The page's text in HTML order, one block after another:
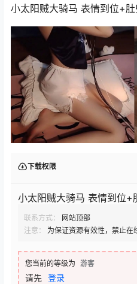
小太阳贼大骑马 表情到位+
下载权限
小太阳贼大骑马 表情到位+
联系方式：
网站顶部
注意：
为保证资源有效性，禁止在
您当前的等级为 游客
请先 登录